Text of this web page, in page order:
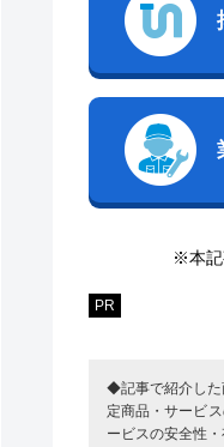
※本記
PR
◆記事で紹介した
定商品・サービ
ービスの安全性